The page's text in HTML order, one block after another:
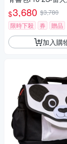
聯名款)
$3,680 $3,780
限時下殺
券 贈品
加入購